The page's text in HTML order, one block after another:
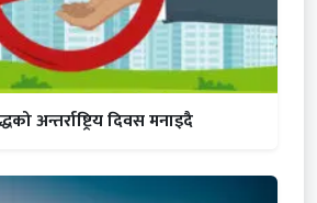
अन्तर्राष्ट्रिय दिवस मनाइदै